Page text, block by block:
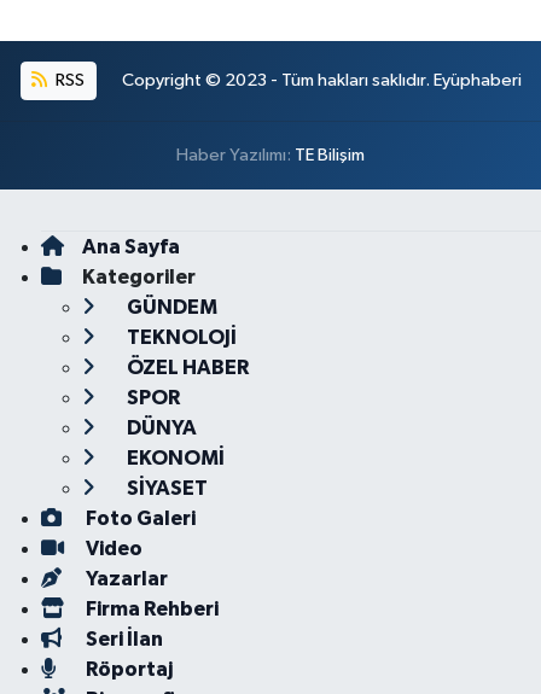
RSS Copyright © 2023 - Tüm hakları saklıdır. Eyüphaberi
Haber Yazılımı: TE Bilişim
Ana Sayfa
Kategoriler
GÜNDEM
TEKNOLOJİ
ÖZEL HABER
SPOR
DÜNYA
EKONOMİ
SİYASET
Foto Galeri
Video
Yazarlar
Firma Rehberi
Seri İlan
Röportaj